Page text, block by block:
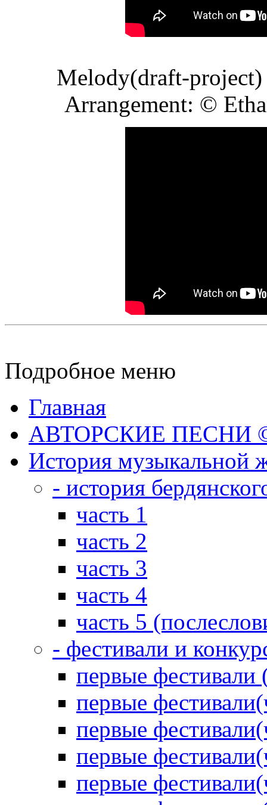
Melody(draft-
Arrangement: ©
Подробное меню
Главная
АВТОРСКИЕ ПЕСНИ ©
История музыкальной
- история
часть 1
часть 2
часть 3
часть 4
часть 5
- фестивали и
первые фестивали
первые
первые
первые
первые